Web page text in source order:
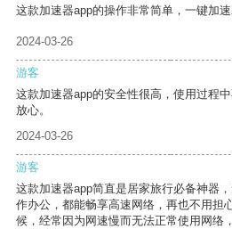
这款加速器app的操作非常简单，一键加速
2024-03-26
游客
这款加速器app的安全性很高，使用过程
放心。
2024-03-26
游客
这款加速器app简直是居家旅行必备神器
作办公，都能畅享高速网络，再也不用担
候，经常因为网速慢而无法正常使用网络